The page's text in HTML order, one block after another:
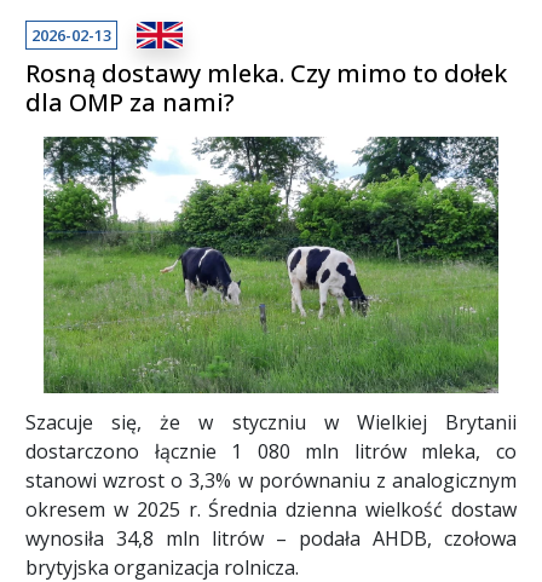
2026-02-13
Rosną dostawy mleka. Czy mimo to dołek
dla OMP za nami?
Szacuje się, że w styczniu w Wielkiej Brytanii
dostarczono łącznie 1 080 mln litrów mleka, co
stanowi wzrost o 3,3% w porównaniu z analogicznym
okresem w 2025 r. Średnia dzienna wielkość dostaw
wynosiła 34,8 mln litrów – podała AHDB, czołowa
brytyjska organizacja rolnicza.